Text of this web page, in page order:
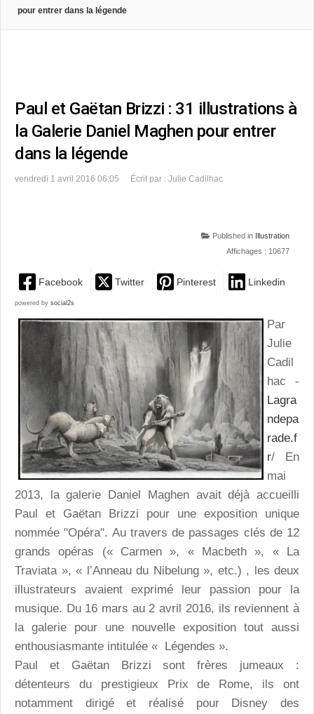
pour entrer dans la légende
Paul et Gaëtan Brizzi : 31 illustrations à
la Galerie Daniel Maghen pour entrer
dans la légende
vendredi 1 avril 2016 06:05 Écrit par : Julie Cadilhac
Published in
Illustration
Affichages : 10677
Facebook Twitter Pinterest Linkedin
powered by social2s
Par
Julie
Cadil
hac -
Lagra
ndepa
rade.f
r/ En
mai
2013, la galerie Daniel Maghen avait déjà accueilli
Paul et Gaëtan Brizzi pour une exposition unique
nommée "Opéra". Au travers de passages clés de 12
grands opéras (« Carmen », « Macbeth », « La
Traviata », « l’Anneau du Nibelung », etc.) , les deux
illustrateurs avaient exprimé leur passion pour la
musique. Du 16 mars au 2 avril 2016, ils reviennent à
la galerie pour une nouvelle exposition tout aussi
enthousiasmante intitulée « Légendes ».
Paul et Gaëtan Brizzi sont frères jumeaux :
détenteurs du prestigieux Prix de Rome, ils ont
notamment dirigé et réalisé pour Disney des